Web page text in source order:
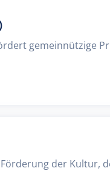
gemeinnützige
der Kultur,